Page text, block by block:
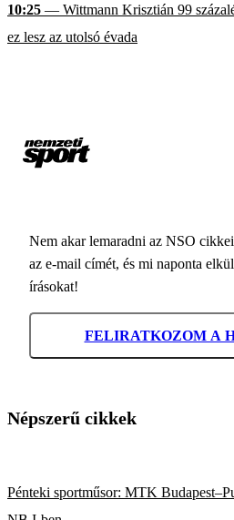
10:25 — Wittmann Krisztián 99
ez lesz az utolsó évada
Nem akar lemaradni az NSO
az e-mail címét, és mi naponta
írásokat!
FELIRATKOZOM A
Népszerű cikkek
Pénteki sportműsor: MTK